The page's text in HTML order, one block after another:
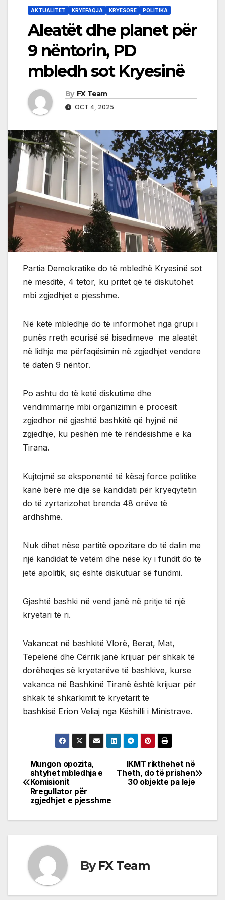
AKTUALITET KRYEFAQJA KRYESORE POLITIKA
Aleatët dhe planet për
9 nëntorin, PD
mbledh sot Kryesinë
By FX Team
OCT 4, 2025
Partia Demokratike do të mbledhë Kryesinë sot
në mesditë, 4 tetor, ku pritet që të diskutohet
mbi zgjedhjet e pjesshme.
Në këtë mbledhje do të informohet nga grupi i
punës rreth ecurisë së bisedimeve me aleatët
në lidhje me përfaqësimin në zgjedhjet vendore
të datën 9 nëntor.
Po ashtu do të ketë diskutime dhe
vendimmarrje mbi organizimin e procesit
zgjedhor në gjashtë bashkitë që hyjnë në
zgjedhje, ku peshën më të rëndësishme e ka
Tirana.
Kujtojmë se eksponentë të kësaj force politike
kanë bërë me dije se kandidati për kryeqytetin
do të zyrtarizohet brenda 48 orëve të
ardhshme.
Nuk dihet nëse partitë opozitare do të dalin me
një kandidat të vetëm dhe nëse ky i fundit do të
jetë apolitik, siç është diskutuar së fundmi.
Gjashtë bashki në vend janë në pritje të një
kryetari të ri.
Vakancat në bashkitë Vlorë, Berat, Mat,
Tepelenë dhe Cërrik janë krijuar për shkak të
dorëheqjes së kryetarëve të bashkive, kurse
vakanca në Bashkinë Tiranë është krijuar për
shkak të shkarkimit të kryetarit të
bashkisë Erion Veliaj nga Këshilli i Ministrave.
Post
navigation
IKMT rikthehet në
Theth, do të prishen
30 objekte pa leje
Mungon opozita,
shtyhet mbledhja e
Komisionit
Rregullator për
zgjedhjet e pjesshme
ByFX Team